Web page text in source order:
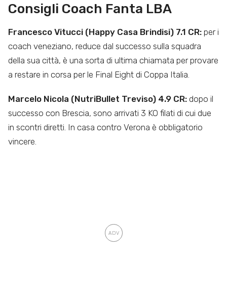
Consigli Coach Fanta LBA
Francesco Vitucci (Happy Casa Brindisi) 7.1 CR: per i
coach veneziano, reduce dal successo sulla squadra
della sua città, è una sorta di ultima chiamata per provare
a restare in corsa per le Final Eight di Coppa Italia.
Marcelo Nicola (NutriBullet Treviso) 4.9 CR: dopo il
successo con Brescia, sono arrivati 3 KO filati di cui due
in scontri diretti. In casa contro Verona è obbligatorio
vincere.